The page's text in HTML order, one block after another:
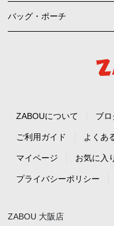
バッグ・ポーチ
ZABOUについて ブロ
ご利用ガイド よくあ
マイページ お気に入
プライバシーポリシー
ZABOU 大阪店